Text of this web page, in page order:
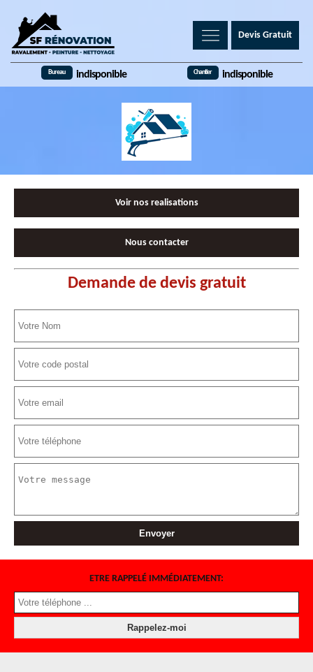
Devis Gratuit
Bureau indisponible Chantier indisponible
Voir nos realisations
Nous contacter
Demande de devis gratuit
ETRE RAPPELÉ IMMÉDIATEMENT: